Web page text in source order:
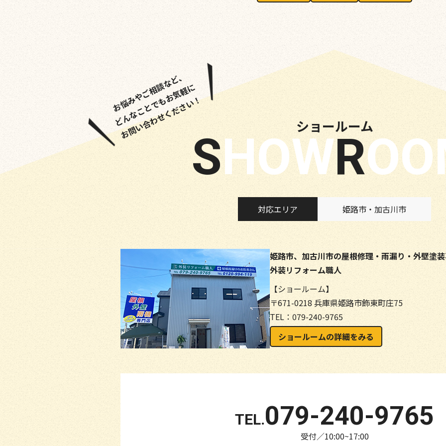
お悩みやご相談など、
どんなことでもお気軽に
お問い合わせください！ ショールーム
SHOW
対応エリア 姫路市・加古川市
姫路市、加古川市の屋根修理・雨漏り・外壁塗
外装リフォーム職人
【ショールーム】
〒671-0218 兵庫県姫路市飾東町庄75
TEL：079-240-9765
ショールームの詳細をみる
079-240-9765
受付／10:00~17:00